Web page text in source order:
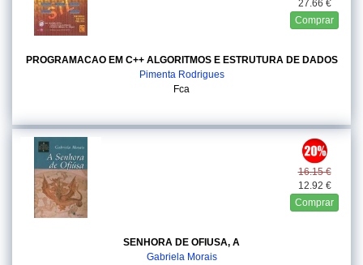
27.66 €
Comprar
PROGRAMACAO EM C++ ALGORITMOS E ESTRUTURA DE DADOS
Pimenta Rodrigues
Fca
16.15 €
12.92 €
Comprar
SENHORA DE OFIUSA, A
Gabriela Morais